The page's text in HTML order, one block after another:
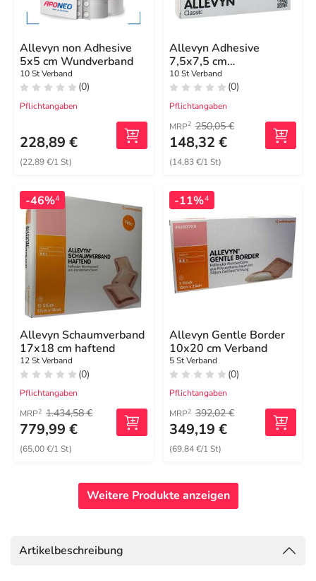
Allevyn non Adhesive
5x5 cm Wundverband
10 St Verband
(0)
Pflichtangaben
228,89 €
(22,89 €/1 St)
Allevyn Adhesive
7,5x7,5 cm
hydrozell.Verband
10 St Verband
(0)
Pflichtangaben
MRP2 250,05 €
148,32 €
(14,83 €/1 St)
-46%4
Allevyn Schaumverband
17x18 cm haftend
12 St Verband
(0)
Pflichtangaben
MRP2 1.434,58 €
779,99 €
(65,00 €/1 St)
-11%4
Allevyn Gentle Border
10x20 cm Verband
5 St Verband
(0)
Pflichtangaben
MRP2 392,02 €
349,19 €
(69,84 €/1 St)
Weitere Produkte anzeigen
Artikelbeschreibung